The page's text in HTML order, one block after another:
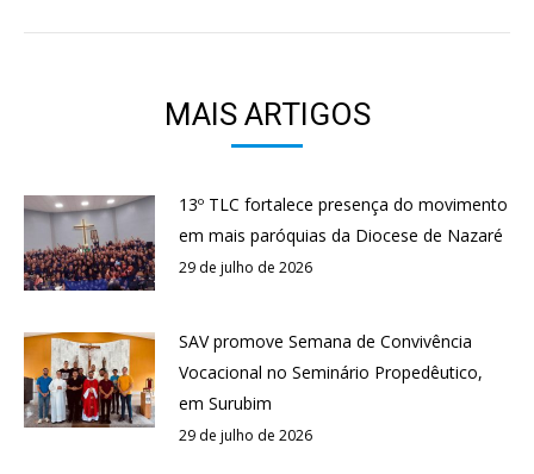
MAIS ARTIGOS
13º TLC fortalece presença do movimento
em mais paróquias da Diocese de Nazaré
29 de julho de 2026
SAV promove Semana de Convivência
Vocacional no Seminário Propedêutico,
em Surubim
29 de julho de 2026